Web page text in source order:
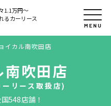
1.1万円〜
るカーリース
MENU
イカル南吹田店
南吹田店
リース取扱店)
548店舗！